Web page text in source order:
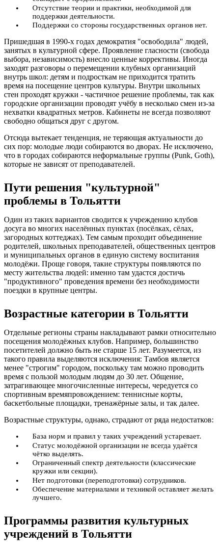
Отсутствие теории и практики, необходимой для
поддержки деятельности.
Поддержки со стороны государственных органов нет.
Пришедшая в 1990-х годах демократия "освободила" людей,
занятых в культурной сфере. Проявление гласности (свобода
выбора, независимость) внесло ценные коррективы. Иногда
заходят разговоры о перемещении клубных организаций
внутрь школ: детям и подросткам не приходится тратить
время на посещение центров культуры. Внутри школьных
стен проходят кружки - частичное решение проблемы, так как
городские организации проводят учёбу в несколько смен из-за
нехватки квадратных метров. Кабинеты не всегда позволяют
свободно общаться друг с другом.
Отсюда вытекает тенденция, не теряющая актуальности до
сих пор: молодые люди собираются во дворах. Не исключено,
что в городах собираются неформальные группы (Punk, Goth),
которые не зависят от преподавателей.
Пути решения "культурной"
проблемы в Тольятти
Один из таких вариантов сводится к учреждению клубов
досуга во многих населённых пунктах (посёлках, сёлах,
загородных коттеджах). Тем самым проходит объединение
родителей, школьных преподавателей, общественных центров
и муниципальных органов в единую систему воспитания
молодёжи. Проще говоря, такие структуры появляются по
месту жительства людей: именно там удастся достичь
"продуктивного" проведения времени без необходимости
поездки в крупные центры.
Возрастные категории в Тольятти
Отдельные регионы страны накладывают рамки относительно
посещения молодёжных клубов. Например, большинство
посетителей должно быть не старше 15 лет. Разумеется, из
такого правила выделяются исключения: Тамбов является
менее "строгим" городом, поскольку там можно проводить
время с пользой молодым людям до 30 лет. Общение,
затрагивающее многочисленные интересы, чередуется со
спортивным времяпровождением: теннисные корты,
баскетбольные площадки, тренажёрные залы, и так далее.
Возрастные структуры, однако, страдают от ряда недостатков:
База норм и правил у таких учреждений устаревает.
Статус молодёжной организации не всегда удаётся
чётко выделять.
Ограниченный спектр деятельности (классические
кружки или секции).
Нет подготовки (переподготовки) сотрудников.
Обеспечение материалами и техникой оставляет желать
лучшего.
Программы развития культурных
учреждений в Тольятти